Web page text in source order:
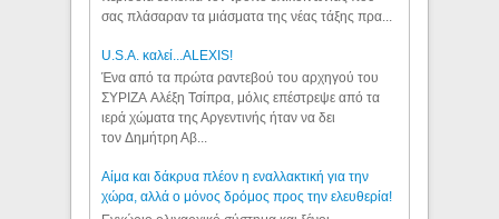
σας πλάσαραν τα μιάσματα της νέας τάξης πρα...
U.S.A. καλεί...ALEXIS!
Ένα από τα πρώτα ραντεβού του αρχηγού του
ΣΥΡΙΖΑ Αλέξη Τσίπρα, μόλις επέστρεψε από τα
ιερά χώματα της Αργεντινής ήταν να δει
τον Δημήτρη Αβ...
Αίμα και δάκρυα πλέον η εναλλακτική για την
χώρα, αλλά ο μόνος δρόμος προς την ελευθερία!